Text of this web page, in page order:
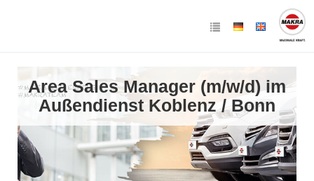
Area Sales Manager (m/w/d) im
Außendienst Koblenz / Bonn